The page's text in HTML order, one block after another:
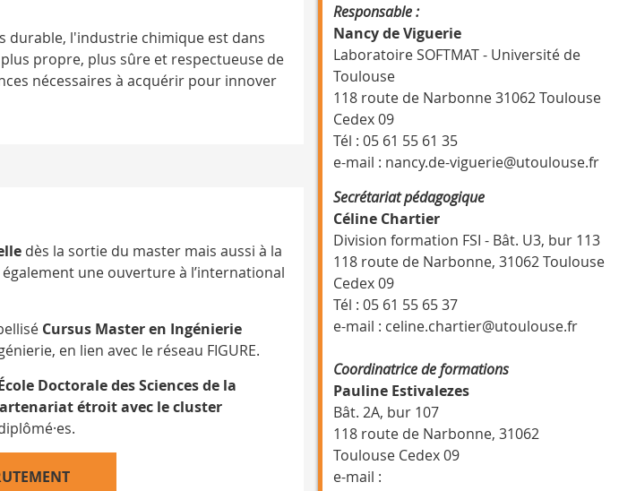
durable, l'industrie chimique est dans
propre, plus sûre et respectueuse de
nécessaires à acquérir pour innover
dès la sortie du master mais aussi à la
une ouverture à l’international
Cursus Master en Ingénierie
en lien avec le réseau FIGURE.
Doctorale des Sciences de la
étroit avec le cluster
Responsable :
Nancy de Viguerie
Laboratoire SOFTMAT - Université de
Toulouse
118 route de Narbonne 31062 Toulouse
Cedex 09
Tél : 05 61 55 61 35
e-mail : nancy.de-viguerie@utoulouse.fr
Secrétariat pédagogique
Céline Chartier
Division formation FSI - Bât. U3, bur 113
118 route de Narbonne, 31062 Toulouse
Cedex 09
Tél : 05 61 55 65 37
e-mail : celine.chartier@utoulouse.fr
Coordinatrice de formations
Pauline Estivalezes
Bât. 2A, bur 107
118 route de Narbonne, 31062
Toulouse Cedex 09
e-mail :